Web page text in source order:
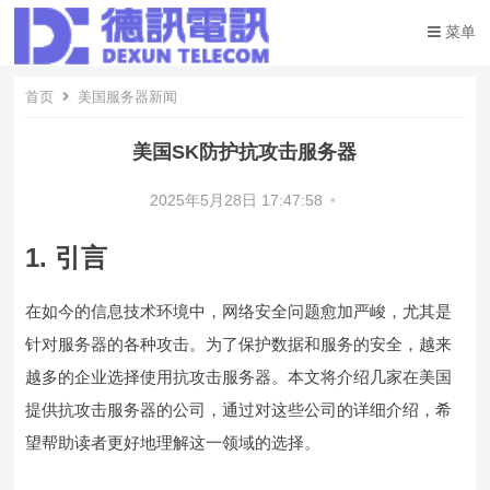
菜单
首页 美国服务器新闻
美国SK防护抗攻击服务器
2025年5月28日 17:47:58 •
1. 引言
在如今的信息技术环境中，网络安全问题愈加严峻，尤其是
针对服务器的各种攻击。为了保护数据和服务的安全，越来
越多的企业选择使用抗攻击服务器。本文将介绍几家在美国
提供抗攻击服务器的公司，通过对这些公司的详细介绍，希
望帮助读者更好地理解这一领域的选择。